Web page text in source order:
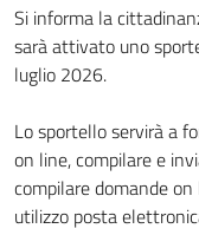
Si informa la
sarà attivato uno
luglio 2026.
Lo sportello servirà a
on line, compilare e
compilare domande
utilizzo posta